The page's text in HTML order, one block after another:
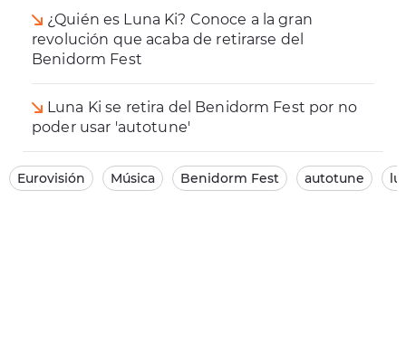
¿Quién es Luna Ki? Conoce a la gran
revolución que acaba de retirarse del
Benidorm Fest
Luna Ki se retira del Benidorm Fest por no
poder usar 'autotune'
Eurovisión Música Benidorm Fest autotune